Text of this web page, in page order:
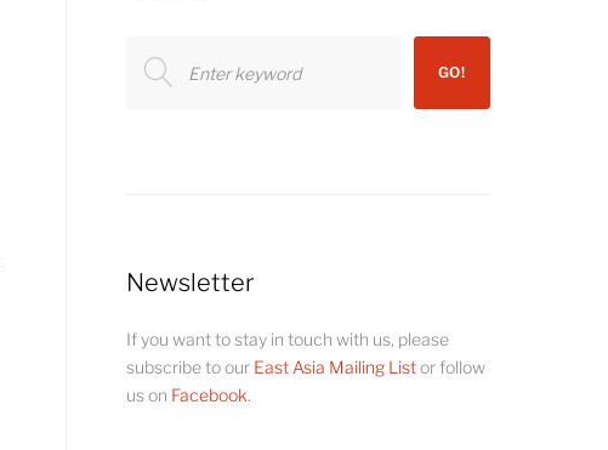
for:
GO!
Newsletter
If you want to stay in touch with us, please
subscribe to our East Asia Mailing Listor follow
us on Facebook.